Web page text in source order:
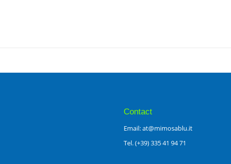
Contact
Email: at@mimosablu.it
Tel. (+39) 335 41 94 71